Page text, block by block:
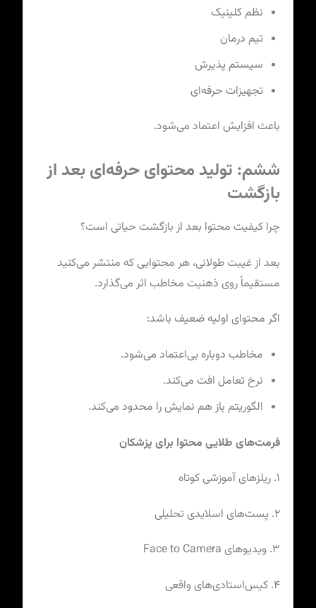
نظم کلینیک
تیم درمان
سیستم پذیرش
تجهیزات حرفه‌ای
باعث افزایش اعتماد می‌شود.
ششم: تولید محتوای حرفه‌ای بعد از
بازگشت
چرا کیفیت محتوا بعد از بازگشت حیاتی است؟
بعد از غیبت طولانی، هر محتوایی که منتشر می‌کنید
مستقیماً روی ذهنیت مخاطب اثر می‌گذارد.
اگر محتوای اولیه ضعیف باشد:
مخاطب دوباره بی‌اعتماد می‌شود.
نرخ تعامل افت می‌کند.
الگوریتم باز هم نمایش را محدود می‌کند.
فرمت‌های طلایی محتوا برای پزشکان
۱. ریلزهای آموزشی کوتاه
۲. پست‌های اسلایدی تحلیلی
۳. ویدیوهای Face to Camera
۴. کیس‌استادی‌های واقعی